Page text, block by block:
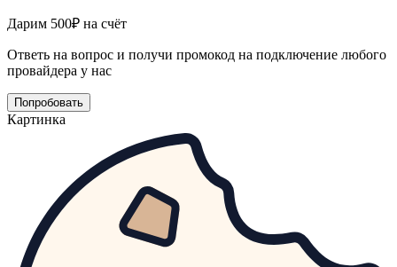
Дарим 500₽ на счёт
Ответь на вопрос и получи промокод на подключение любого
провайдера у нас
Попробовать
Картинка